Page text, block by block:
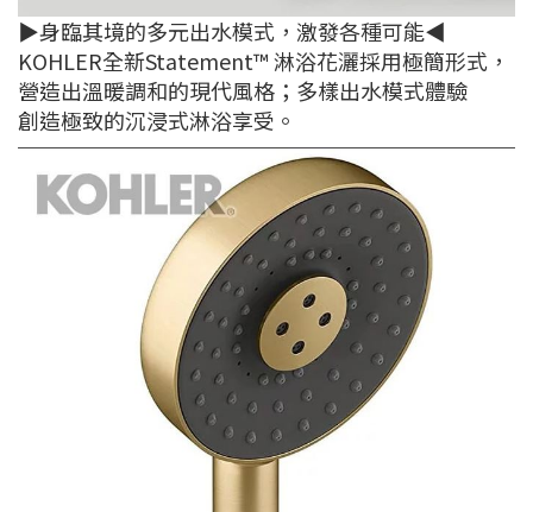
▶身臨其境的多元出水模式，激發各種可能◀
KOHLER全新Statement™ 淋浴花灑採用極簡形式，
營造出溫暖調和的現代風格；多樣出水模式體驗
創造極致的沉浸式淋浴享受。